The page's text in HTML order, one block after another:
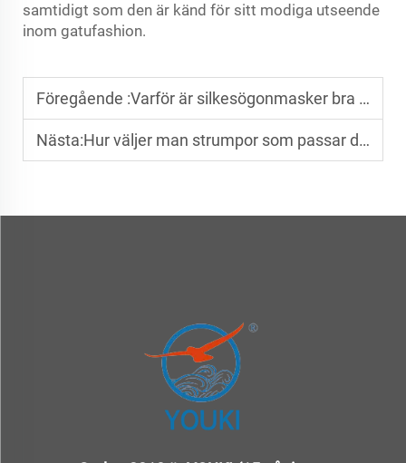
samtidigt som den är känd för sitt modiga utseende
inom gatufashion.
Föregående :Varför är silkesögonmasker bra för huden?
Nästa:Hur väljer man strumpor som passar dina kläder?